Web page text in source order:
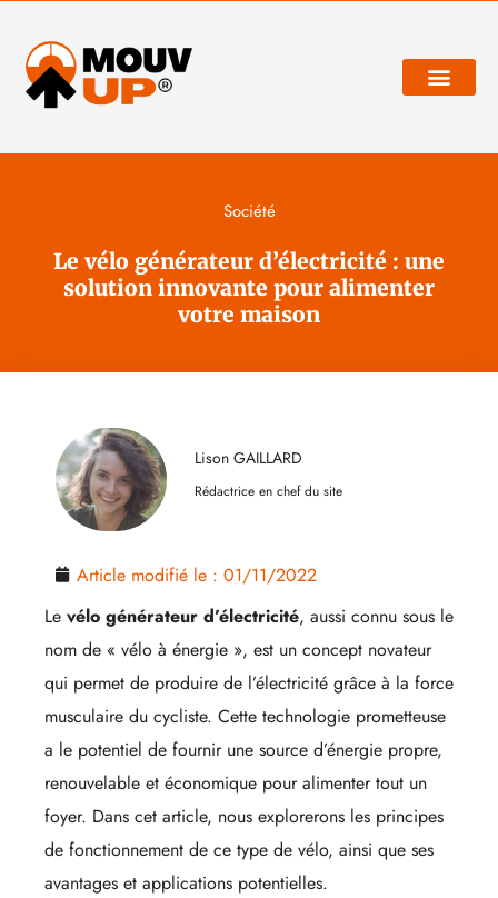
Société
Le vélo générateur d’électricité : une
solution innovante pour alimenter
votre maison
Lison GAILLARD
Rédactrice en chef du site
Article modifié le : 01/11/2022
Le vélo générateur d’électricité, aussi connu sous le
nom de « vélo à énergie », est un concept novateur
qui permet de produire de l’électricité grâce à la force
musculaire du cycliste. Cette technologie prometteuse
a le potentiel de fournir une source d’énergie propre,
renouvelable et économique pour alimenter tout un
foyer. Dans cet article, nous explorerons les principes
de fonctionnement de ce type de vélo, ainsi que ses
avantages et applications potentielles.